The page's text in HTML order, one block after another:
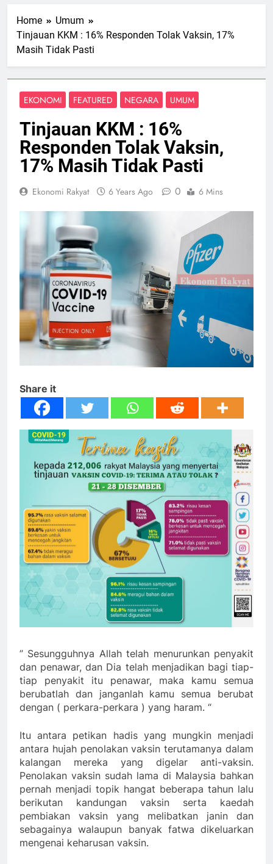
Home
Umum
Tinjauan KKM : 16% Responden Tolak Vaksin, 17%
Masih Tidak Pasti
EKONOMI FEATURED NEGARA UMUM
Tinjauan KKM : 16%
Responden Tolak Vaksin,
17% Masih Tidak Pasti
Ekonomi Rakyat 6 Years Ago 0 6 Mins
Share it
” Sesungguhnya Allah telah menurunkan penyakit
dan penawar, dan Dia telah menjadikan bagi tiap-
tiap penyakit itu penawar, maka kamu semua
berubatlah dan janganlah kamu semua berubat
dengan ( perkara-perkara ) yang haram. “
Itu antara petikan hadis yang mungkin menjadi
antara hujah penolakan vaksin terutamanya dalam
kalangan mereka yang digelar anti-vaksin.
Penolakan vaksin sudah lama di Malaysia bahkan
pernah menjadi topik hangat beberapa tahun lalu
berikutan kandungan vaksin serta kaedah
pembiakan vaksin yang melibatkan janin dan
sebagainya walaupun banyak fatwa dikeluarkan
mengenai keharusan vaksin.